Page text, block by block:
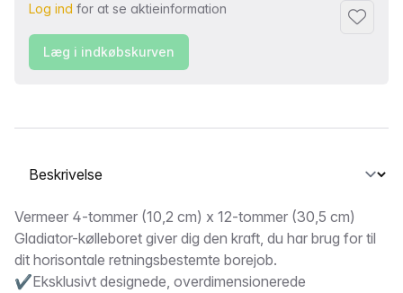
Log ind for at se aktieinformation
Føj til
Læg i indkøbskurven
Vælg en fane
Beskrivelse
Vermeer 4-tommer (10,2 cm) x 12-tommer (30,5 cm)
Gladiator-kølleboret giver dig den kraft, du har brug for til
dit horisontale retningsbestemte borejob.
✔Eksklusivt designede, overdimensionerede